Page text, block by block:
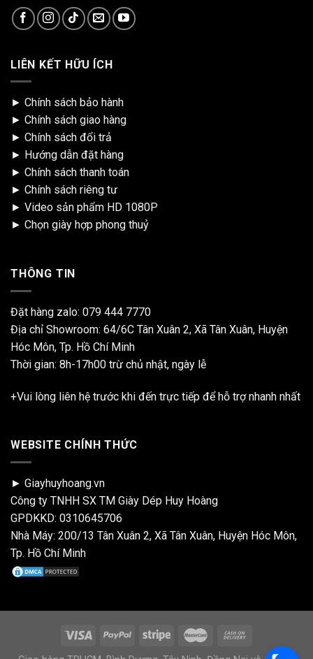
LIÊN KẾT HỮU ÍCH
► Chính sách bảo hành
► Chính sách giao hàng
► Chính sách đổi trả
► Hướng dẫn đặt hàng
► Chính sách thanh toán
► Chính sách riêng tư
► Video sản phẩm HD 1080P
► Chọn giày hợp phong thuỷ
THÔNG TIN
Đặt hàng zalo: 079 444 7770
Địa chỉ Showroom: 64/6C Tân Xuân 2, Xã Tân Xuân, Huyện
Hóc Môn, Tp. Hồ Chí Minh
Thời gian: 8h-17h00 trừ chủ nhật, ngày lễ
+Vui lòng liên hệ trước khi đến trực tiếp để hỗ trợ nhanh nhất
WEBSITE CHÍNH THỨC
► Giayhuyhoang.vn
Công ty TNHH SX TM Giày Dép Huy Hoàng
GPDKKD: 0310645706
Nhà Máy: 200/13 Tân Xuân 2, Xã Tân Xuân, Huyện Hóc Môn,
Tp. Hồ Chí Minh